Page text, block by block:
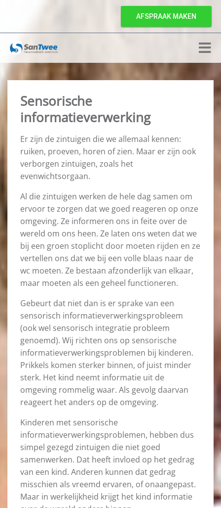
AFSPRAAK MAKEN
Sensorische
informatieverwerking
Er zijn de zintuigen die we allemaal kennen:
ruiken, proeven, horen of zien. Maar er zijn ook
verborgen zintuigen, zoals het
evenwichtsorgaan.
Al die zintuigen werken de hele dag samen om
ervoor te zorgen dat we goed reageren op onze
omgeving. Ze informeren ons in feite over de
wereld om ons heen. Ze laten ons weten dat we
bij een groen stoplicht door moeten rijden en ze
vertellen ons dat we bij een volle blaas naar de
wc moeten. Ze bestaan afzonderlijk van elkaar,
maar moeten als een geheel functioneren.
Gebeurt dat niet dan is er sprake van een
sensorisch informatieverwerkingsprobleem
(ook wel sensorisch integratie probleem
genoemd). Wij richten ons op sensorische
informatieverwerkingsproblemen bij kinderen.
Prikkels komen sterker binnen, of juist minder
sterk. Het kind neemt informatie uit de
omgeving rommelig waar. Als gevolg daarvan
reageert het anders op de omgeving.
Kinderen met sensorische
informatieverwerkingsproblemen, hebben dus
simpel gezegd zintuigen die niet goed
samenwerken. Dat heeft invloed op het gedrag
van een kind. Anderen kunnen dat gedrag
misschien als vreemd ervaren, of onaangepast.
Maar in werkelijkheid krijgt het kind informatie